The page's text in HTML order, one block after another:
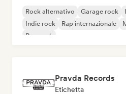
Rock alternativo Garage rock
Indie rock
Rap internazionale
Pop rock
Pravda Records
Etichetta